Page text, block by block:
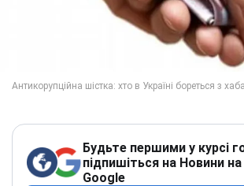
Будьте першими у курсі
підпишіться на Новини на
Google